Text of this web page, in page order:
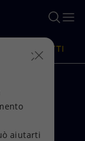
di intelligenza
PRODOTTI
per
aiutarti